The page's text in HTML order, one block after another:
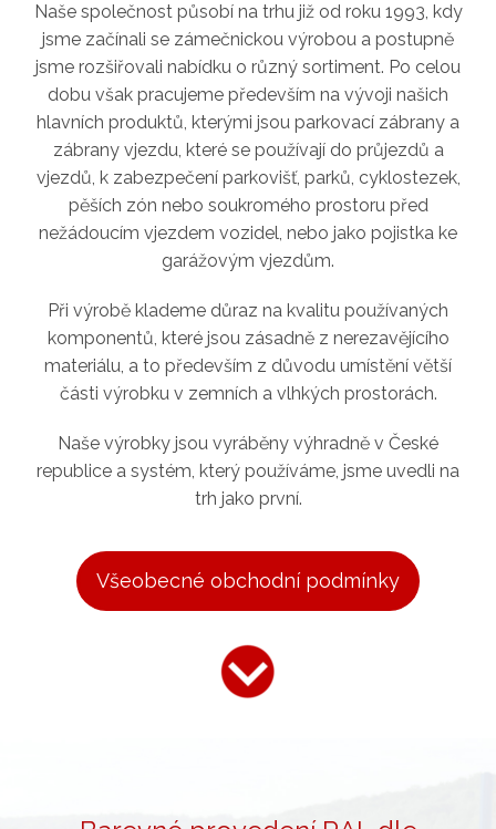
Naše společnost působí na trhu již od roku 1993, kdy
jsme začínali se zámečnickou výrobou a postupně
jsme rozšiřovali nabídku o různý sortiment. Po celou
dobu však pracujeme především na vývoji našich
hlavních produktů, kterými jsou parkovací zábrany a
zábrany vjezdu, které se používají do průjezdů a
vjezdů, k zabezpečení parkovišť, parků, cyklostezek,
pěších zón nebo soukromého prostoru před
nežádoucím vjezdem vozidel, nebo jako pojistka ke
garážovým vjezdům.
Při výrobě klademe důraz na kvalitu používaných
komponentů, které jsou zásadně z nerezavějícího
materiálu, a to především z důvodu umístění větší
části výrobku v zemních a vlhkých prostorách.
Naše výrobky jsou vyráběny výhradně v České
republice a systém, který používáme, jsme uvedli na
trh jako první.
Všeobecné obchodní podmínky